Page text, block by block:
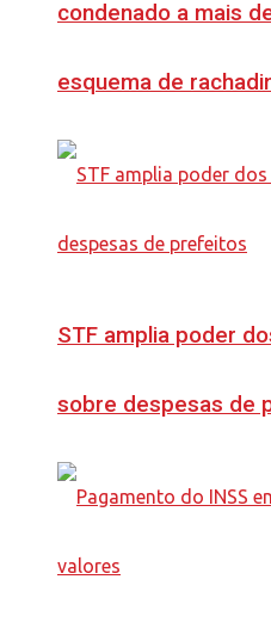
condenado a mais
esquema de
STF amplia poder
sobre despesas de